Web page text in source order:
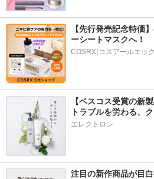
【先行発売記念特価
ーシートマスクへ！
COSRX(コスアールエッ
【ベスコス受賞の新
トラブルを労わる、
エレクトロン
注目の新作商品が目